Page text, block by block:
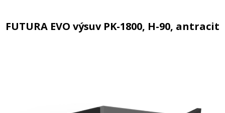
FUTURA EVO výsuv PK-1800, H-90, antracit